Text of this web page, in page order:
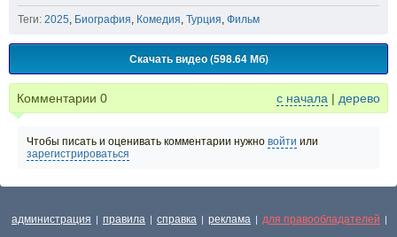
Теги: 2025, Биография, Комедия, Турция, Фильм
Скачать видео (598.64 Мб)
Комментарии 0 с начала | дерево
Чтобы писать и оценивать комментарии нужно войти или
зарегистрироваться
администрация | правила | справка | реклама | для правообладателей |